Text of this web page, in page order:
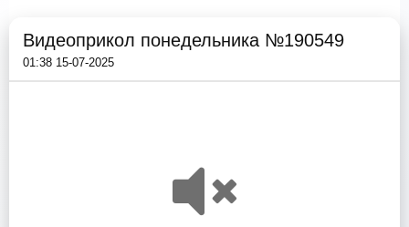
Видеоприкол понедельника №190549
01:38 15-07-2025